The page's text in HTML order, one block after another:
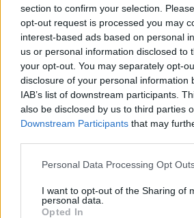
section to confirm your selection.
opt-out request is processed you may
interest-based ads based on personal
us or personal information disclosed to
your opt-out. You may separately opt-
disclosure of your personal information
IAB’s list of downstream participants.
also be disclosed by us to third parties
Downstream Participants that may
Personal Data Processing Opt
I want to opt-out of the Sharing of
personal data.
Opted In
chápeš,že
a pokud